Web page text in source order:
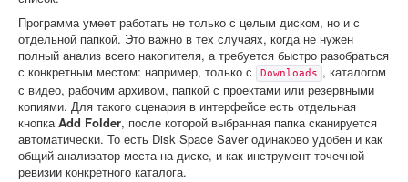
Программа умеет работать не только с целым диском, но и с
отдельной папкой. Это важно в тех случаях, когда не нужен
полный анализ всего накопителя, а требуется быстро разобраться
с конкретным местом: например, только с
Downloads , каталогом
с видео, рабочим архивом, папкой с проектами или резервными
копиями. Для такого сценария в интерфейсе есть отдельная
кнопкаAdd Folder, после которой выбранная папка сканируется
автоматически. То есть Disk Space Saver одинаково удобен и как
общий анализатор места на диске, и как инструмент точечной
ревизии конкретного каталога.